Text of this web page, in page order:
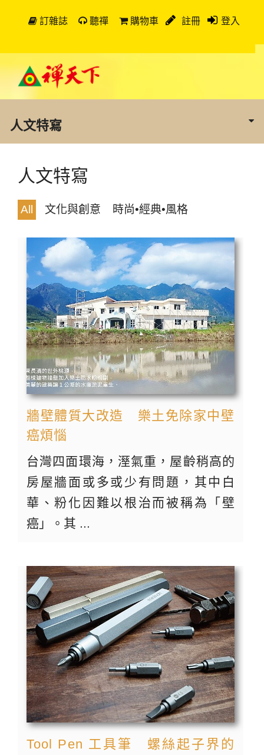
訂雜誌 聽禪 購物車 註冊 登入
人文特寫
人文特寫
All 文化與創意 時尚•經典•風格
牆壁體質大改造 樂土免除家中壁
癌煩惱
台灣四面環海，溼氣重，屋齡稍高的
房屋牆面或多或少有問題，其中白
華、粉化因難以根治而被稱為「壁
癌」。其 ...
Tool Pen 工具筆 螺絲起子界的